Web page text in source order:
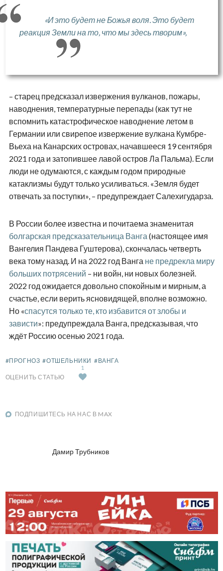
«И это будет не Божья воля. Это будет
реакция Земли на то, что мы здесь творим»,
– старец предсказал извержения вулканов, пожары,
наводнения, температурные перепады (как тут не
вспомнить катастрофическое наводнение летом в
Германии или свирепое извержение вулкана Кумбре-
Вьеха на Канарских островах, начавшееся 19 сентября
2021 года и затопившее лавой остров Ла Пальма). Если
люди не одумаются, с каждым годом природные
катаклизмы будут только усиливаться. «Земля будет
отвечать за поступки», – предупреждает Салехигударза.
В России более известна и почитаема знаменитая
болгарская предсказательница Ванга (настоящее имя
Вангелия Пандева Гуштерова), скончалась четверть
века тому назад. И на 2022 год Ванга не предрекла миру
больших потрясений – ни войн, ни новых болезней.
2022 год ожидается довольно спокойным и мирным, а
счастье, если верить ясновидящей, вполне возможно.
Но «спасутся только те, кто избавится от злобы и
зависти»: предупреждала Ванга, предсказывая, что
ждёт Россию осенью 2021 года.
#ПРОГНОЗ #ОТШЕЛЬНИКИ #ВАНГА
ОЦЕНИТЬ СТАТЬЮ
1
ПОДПИШИТЕСЬ НА НАС В MAX
Дамир Трубников